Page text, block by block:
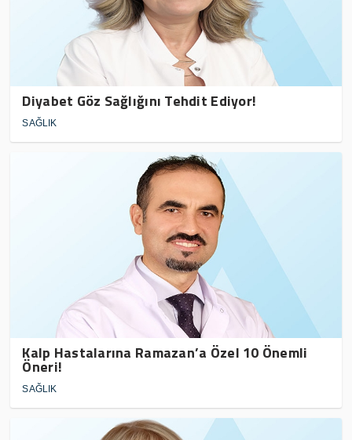
Diyabet Göz Sağlığını Tehdit Ediyor!
SAĞLIK
Kalp Hastalarına Ramazan’a Özel 10 Önemli
Öneri!
SAĞLIK